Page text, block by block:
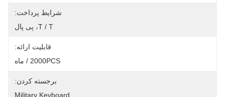
شرایط پرداخت:
T / T، پی پال
قابلیت ارائه:
2000PCS / ماه
برجسته کردن:
Military Keyboard